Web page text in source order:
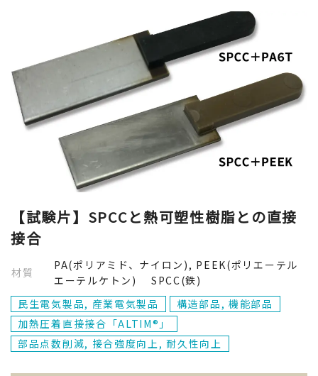
【試験片】SPCCと熱可塑性樹脂との直接
接合
材質
PA(ポリアミド、ナイロン), PEEK(ポリエーテル
エーテルケトン) SPCC(鉄)
民生電気製品, 産業電気製品
構造部品, 機能部品
加熱圧着直接接合「ALTIM®」
部品点数削減, 接合強度向上, 耐久性向上